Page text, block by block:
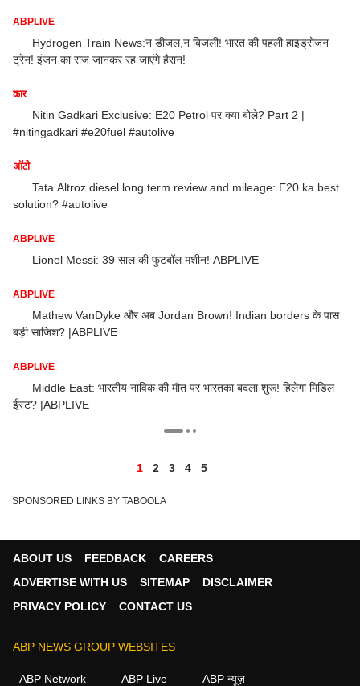
ABPLIVE
Hydrogen Train News:न डीजल,न बिजली! भारत की पहली हाइड्रोजन
ट्रेन! इंजन का राज जानकर रह जाएंगे हैरान!
कार
Nitin Gadkari Exclusive: E20 Petrol पर क्या बोले? Part 2 |
#nitingadkari #e20fuel #autolive
ऑटो
Tata Altroz diesel long term review and mileage: E20 ka best
solution? #autolive
ABPLIVE
Lionel Messi: 39 साल की फुटबॉल मशीन! ABPLIVE
ABPLIVE
Mathew VanDyke और अब Jordan Brown! Indian borders के पास
बड़ी साजिश? |ABPLIVE
ABPLIVE
Middle East: भारतीय नाविक की मौत पर भारतका बदला शुरू! हिलेगा मिडिल
ईस्ट? |ABPLIVE
1 2 3 4 5
SPONSORED LINKS BY TABOOLA
ABOUT US FEEDBACK
CAREERS
ADVERTISE WITH US
SITEMAP
DISCLAIMER
PRIVACY POLICY
CONTACT US
ABP NEWS GROUP WEBSITES
ABP Network ABP Live ABP न्यूज़